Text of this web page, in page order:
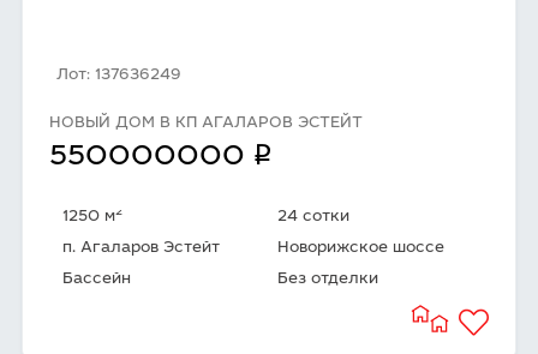
Лот: 137636249
НОВЫЙ ДОМ В КП АГАЛАРОВ ЭСТЕЙТ
550000000 q
1250 м2
24 сотки
п. Агаларов Эстейт
Новорижское шоссе
Бассейн
Без отделки